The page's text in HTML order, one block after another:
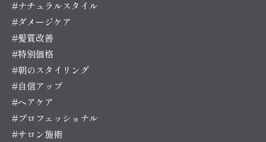
#ナチュラルスタイル
#ダメージケア
#髪質改善
#特別価格
#朝のスタイリング
#自信アップ
#ヘアケア
#プロフェッショナル
#サロン施術